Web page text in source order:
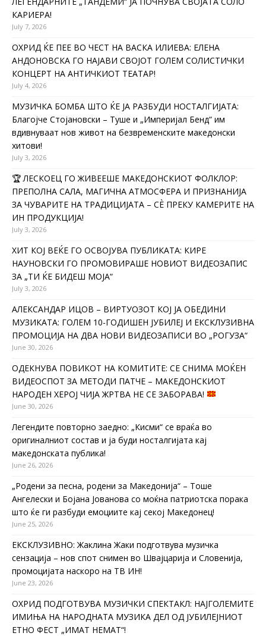
КАРИЕРА!
July 7, 2026
ОХРИД ЌЕ ПЕЕ ВО ЧЕСТ НА ВАСКА ИЛИЕВА: ЕЛЕНА
АНДОНОВСКА ГО НАЈАВИ СВОЈОТ ГОЛЕМ СОЛИСТИЧКИ
КОНЦЕРТ НА АНТИЧКИОТ ТЕАТАР!
July 4, 2026
МУЗИЧКА БОМБА ШТО ЌЕ ЈА РАЗБУДИ НОСТАЛГИЈАТА:
Благојче Стојановски – Туше и „Империјал Бенд“ им
вдивнуваат нов живот на безвременските македонски
хитови!
July 3, 2026
🏆 ЛЕСКОЕЦ ГО ЖИВЕЕШЕ МАКЕДОНСКИОТ ФОЛКЛОР:
ПРЕПОЛНА САЛА, МАГИЧНА АТМОСФЕРА И ПРИЗНАНИЈА
ЗА ЧУВАРИТЕ НА ТРАДИЦИЈАТА – СÈ ПРЕКУ КАМЕРИТЕ НА
ИН ПРОДУКЦИЈА!
July 3, 2026
ХИТ КОЈ ВЕЌЕ ГО ОСВОЈУВА ПУБЛИКАТА: КИРЕ
НАУНОВСКИ ГО ПРОМОВИРАШЕ НОВИОТ ВИДЕОЗАПИС
ЗА „ТИ ЌЕ БИДЕШ МОЈА“
July 3, 2026
АЛЕКСАНДАР ИЦОВ – ВИРТУОЗОТ КОЈ ЈА ОБЕДИНИ
МУЗИКАТА: ГОЛЕМ 10-ГОДИШЕН ЈУБИЛЕЈ И ЕКСКЛУЗИВНА
ПРОМОЦИЈА НА ДВА НОВИ ВИДЕОЗАПИСИ ВО „РОГУЗА“
June 30, 2026
ОДЕКНУВА ПОВИКОТ НА КОМИТИТЕ: СЕ СНИМА МОЌЕН
ВИДЕОСПОТ ЗА МЕТОДИ ПАТЧЕ – МАКЕДОНСКИОТ
НАРОДЕН ХЕРОЈ ЧИЈА ЖРТВА НЕ СЕ ЗАБОРАВА!
June 30, 2026
Легендите повторно заедно: „Кисми“ се враќа во
оригиналниот состав и ја буди носталгијата кај
македонската публика!
June 26, 2026
„Родени за песна, родени за Македонија“ – Тоше
Ангелески и Бојана Јованова со моќна патриотска порака
што ќе ги разбуди емоциите кај секој Македонец!
June 25, 2026
ЕКСКЛУЗИВНО: Жаклина Жаки подготвува музичка
сензација – нов спот снимен во Швајцарија и Словенија,
промоцијата наскоро на ТВ ИН!
June 23, 2026
ОХРИД ПОДГОТВУВА МУЗИЧКИ СПЕКТАКЛ: НАЈГОЛЕМИТЕ
ИМИЊА НА НАРОДНАТА МУЗИКА ДЕЛ ОД ЈУБИЛЕЈНИОТ
ЕТНО ФЕСТ „ИМАТ НЕМАТ“!